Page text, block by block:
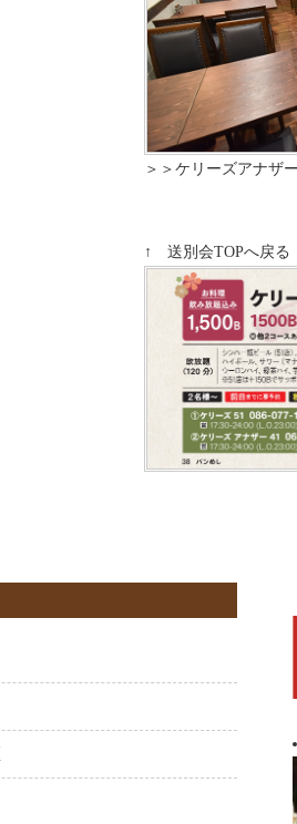
＞＞ケリーズアナザ
↑ 送別会TOPへ戻る